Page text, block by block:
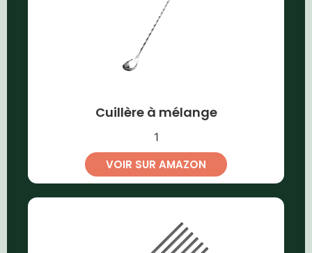
Cuillère à mélange
1
VOIR SUR AMAZON